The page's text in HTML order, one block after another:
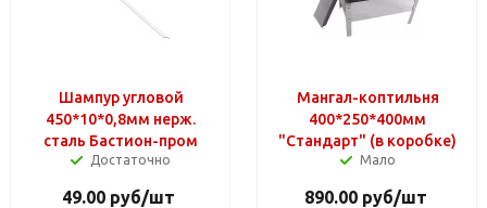
Шампур угловой
450*10*0,8мм нерж.
сталь Бастион-пром
Достаточно
49.00 руб/шт
Мангал-коптильня
400*250*400мм
"Стандарт" (в коробке)
Мало
890.00руб/шт